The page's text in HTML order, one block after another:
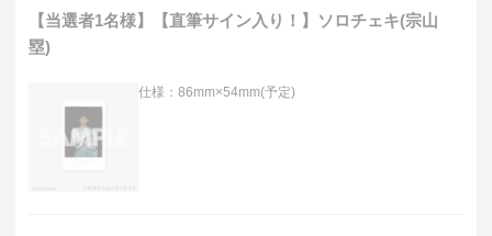
【当選者1名様】【直筆サイン入り！】ソロチェキ(宗山
塁)
仕様：86mm×54mm(予定)